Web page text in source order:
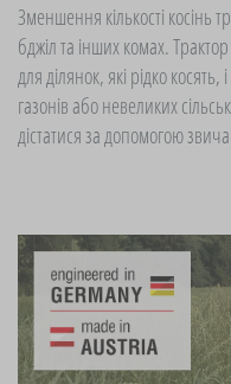
Зменшення кількості косінь
бджіл та інших комах.
для ділянок, які рідко
газонів або невеликих
дістатися за допомогою